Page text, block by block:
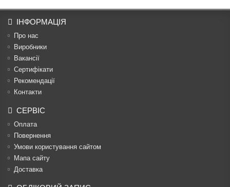
ІНФОРМАЦІЯ
Про нас
Виробники
Вакансії
Сертифікати
Рекомендації
Контакти
СЕРВІС
Оплата
Повернення
Умови користування сайтом
Мапа сайту
Доставка